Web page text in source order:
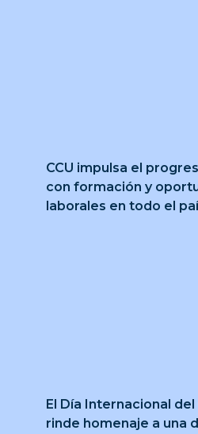
CCU impulsa el
con formación y
laborales en todo el
El Día Internacional
rinde homenaje a una